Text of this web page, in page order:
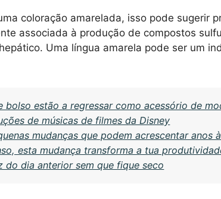
coloração amarelada, isso pode sugerir
associada à produção de compostos
Uma língua amarela pode ser um
bolso estão a regressar como acessório de
de músicas de filmes da Disney
mudanças que podem acrescentar anos
esta mudança transforma a tua
do dia anterior sem que fique seco